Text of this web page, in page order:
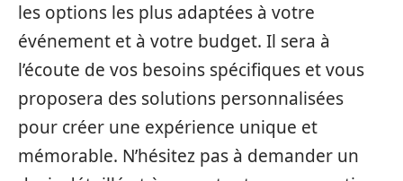
les options les plus adaptées à votre
événement et à votre budget. Il sera à
l’écoute de vos besoins spécifiques et vous
proposera des solutions personnalisées
pour créer une expérience unique et
mémorable. N’hésitez pas à demander un